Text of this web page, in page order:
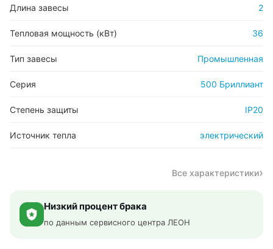
Длина завесы 2
Тепловая мощность (кВт) 36
Тип завесы Промышленная
Серия 500 Бриллиант
Степень защиты IP20
Источник тепла электрический
Все характеристики
Низкий процент брака
по данным сервисного центра ЛЕОН